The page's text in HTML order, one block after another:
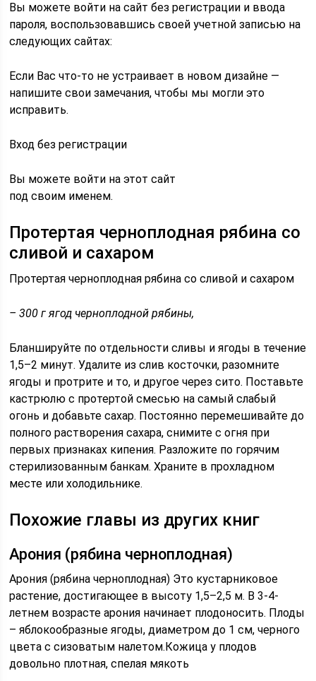
Вы можете войти на сайт без регистрации и ввода
пароля, воспользовавшись своей учетной записью на
следующих сайтах:
Если Вас что-то не устраивает в новом дизайне —
напишите свои замечания, чтобы мы могли это
исправить.
Вход без регистрации
Вы можете войти на этот сайт
под своим именем.
Протертая черноплодная рябина со
сливой и сахаром
Протертая черноплодная рябина со сливой и сахаром
– 300 г ягод черноплодной рябины,
Бланшируйте по отдельности сливы и ягоды в течение
1,5–2 минут. Удалите из слив косточки, разомните
ягоды и протрите и то, и другое через сито. Поставьте
кастрюлю с протертой смесью на самый слабый
огонь и добавьте сахар. Постоянно перемешивайте до
полного растворения сахара, снимите с огня при
первых признаках кипения. Разложите по горячим
стерилизованным банкам. Храните в прохладном
месте или холодильнике.
Похожие главы из других книг
Арония (рябина черноплодная)
Арония (рябина черноплодная) Это кустарниковое
растение, достигающее в высоту 1,5–2,5 м. В 3-4-
летнем возрасте арония начинает плодоносить. Плоды
– яблокообразные ягоды, диаметром до 1 см, черного
цвета с сизоватым налетом.Кожица у плодов
довольно плотная, спелая мякоть